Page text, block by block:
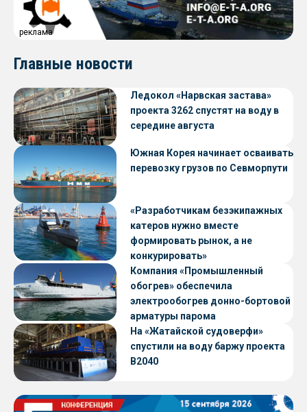
реклама
Главные новости
Ледокол «Нарвская застава»
проекта 3262 спустят на воду в
середине августа
Южная Корея начинает осваивать
перевозку грузов по Севморпути
«Разработчикам безэкипажных
катеров нужно вместе
формировать рынок, а не
конкурировать»
Компания «Промышленный
обогрев» обеспечила
электрообогрев донно-бортовой
арматуры парома
«Петропавловск» проекта CNF22
На «Жатайской судоверфи»
спустили на воду баржу проекта
В2040